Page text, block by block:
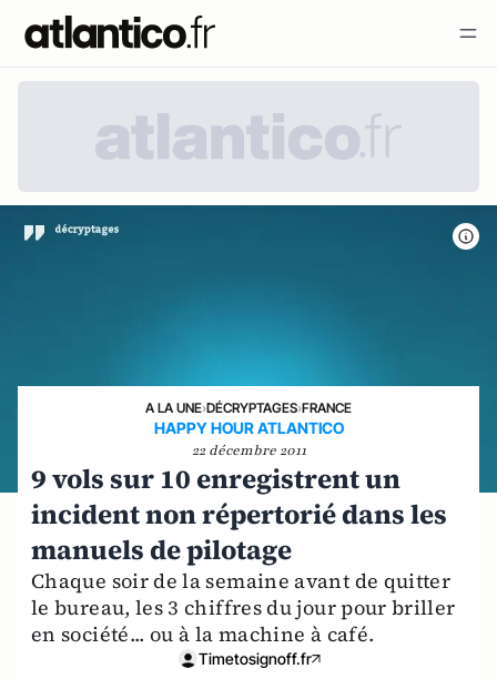
A LA UNE›DÉCRYPTAGES›FRANCE
HAPPY HOUR ATLANTICO
22 décembre 2011
9 vols sur 10 enregistrent un
incident non répertorié dans les
manuels de pilotage
Chaque soir de la semaine avant de quitter
le bureau, les 3 chiffres du jour pour briller
en société... ou à la machine à café.
Timetosignoff.fr